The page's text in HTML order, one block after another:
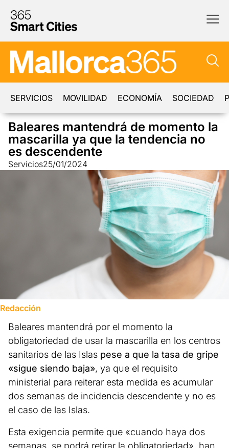
SERVICIOS MOVILIDAD ECONOMÍA SOCIEDAD
Baleares mantendrá de momento la
mascarilla ya que la tendencia no
es descendente
Servicios25/01/2024
Redacción
Baleares mantendrá por el momento la
obligatoriedad de usar la mascarilla en los centros
sanitarios de las Islas pese a que la tasa de gripe
«sigue siendo baja», ya que el requisito
ministerial para reiterar esta medida es acumular
dos semanas de incidencia descendente y no es
el caso de las Islas.
Esta exigencia permite que «cuando haya dos
semanas, se podrá retirar la obligatoriedad», han